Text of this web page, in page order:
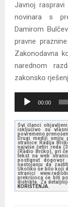
Javnoj
novinara s
Damirom
pravne
Zakonodavna
narednom
zakonsko
u
d
o
P
a
00:00
Svi članci
isključivo su
povremeno
Drugi mediji smiju
stranice Radija
najviše četiri reda
(Radio Brčko), pri
tekst na web
postignut
nastojanju da
Ukoliko se bilo koji
stranici
prekršioca će biti
distrikta. Za
KORIŠTENJA.